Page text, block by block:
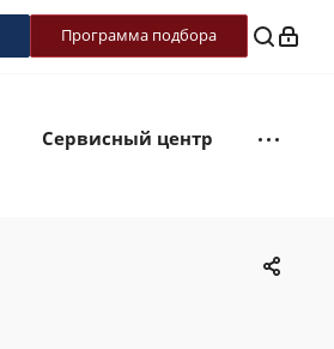
Программа подбора
Сервисный центр